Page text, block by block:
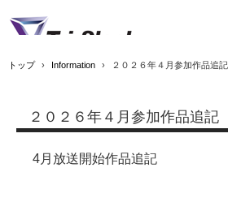
トップ › Information › ２０２６年４月参加作品追記
２０２６年４月参加作品追記
4月放送開始作品追記